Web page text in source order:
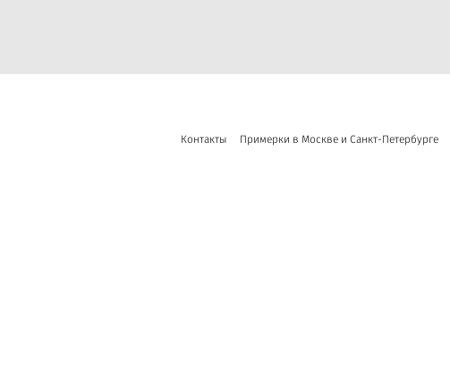
Контакты Примерки в Москве и Санкт-Петербурге